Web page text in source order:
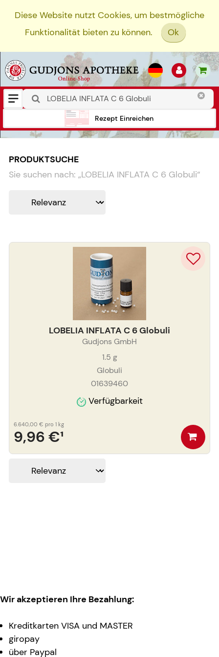
Diese Website nutzt Cookies, um bestmögliche
Funktionalität bieten zu können.
Ok
Rezept Einreichen
PRODUKTSUCHE
Sie suchen nach: „LOBELIA INFLATA C 6 Globuli“
LOBELIA INFLATA C 6 Globuli
Gudjons GmbH
1.5 g
Globuli
01639460
Verfügbarkeit
9,96 €¹
6.640,00 € pro 1 kg
Wir akzeptieren Ihre Bezahlung:
Kreditkarten VISA und MASTER
giropay
über Paypal